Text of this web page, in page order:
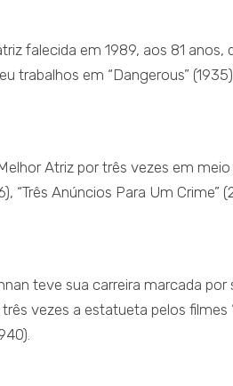
falecida em 1989, aos 81
trabalhos em “Dangerous” (1935)
Atriz por três vezes em
“Três Anúncios Para Um Crime”
teve sua carreira marcada
vezes a estatueta pelos filmes